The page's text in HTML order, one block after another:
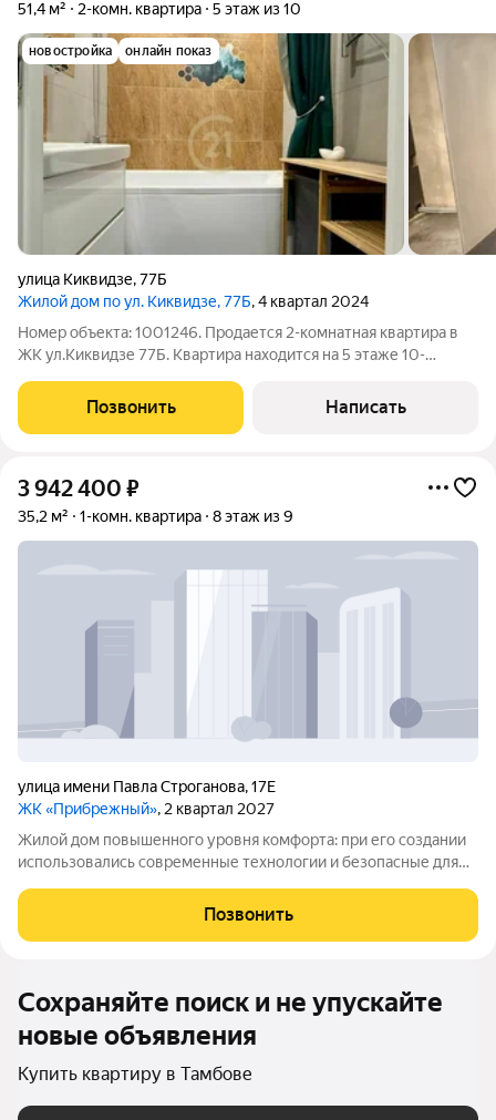
51,4 м² 2-комн. квартира 5 этаж из 10
новостройка онлайн показ
улица Киквидзе,77Б
Жилой дом по ул. Киквидзе, 77Б, 4 квартал 2024
Номер объекта: 1001246. Продается 2-комнатная квартира в
ЖК ул.Киквидзе 77Б. Квартира находится на 5 этаже 10-
предусматривает просторную гостиную, уютную спальню,
полностью оборудованную кухню и
Позвонить Написать
3 942 400 ₽
35,2 м² 1-комн. квартира 8 этаж из 9
улица имени Павла Строганова,17Е
ЖК «Прибрежный», 2 квартал 2027
Жилой дом повышенного уровня комфорта: при его создании
использовались современные технологии и безопасные для
расположены удобно, рядом есть школы и
Позвонить
Сохраняйте поиск и не упускайте
новые объявления
Купить квартиру в Тамбове